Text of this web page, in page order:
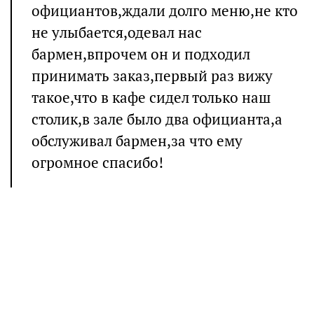
официантов,ждали долго меню,не кто
не улыбается,одевал нас
бармен,впрочем он и подходил
принимать заказ,первый раз вижу
такое,что в кафе сидел только наш
столик,в зале было два официанта,а
обслуживал бармен,за что ему
огромное спасибо!